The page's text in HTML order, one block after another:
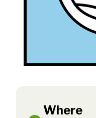
Where